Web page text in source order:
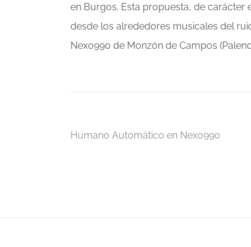
en Burgos. Esta propuesta, de carácter
desde los alrededores musicales del
Nexo990 de Monzón de Campos
Navegación
Humano Automático en Nexo990